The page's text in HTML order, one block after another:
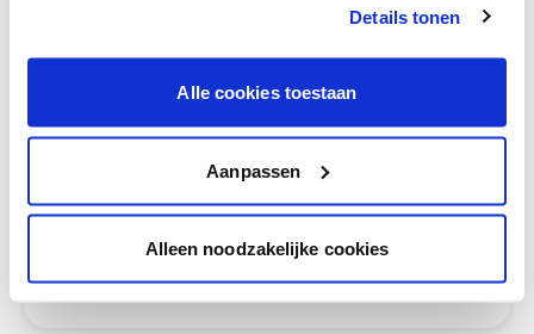
Details tonen
Alle cookies toestaan
Aanpassen
Alleen noodzakelijke cookies
Bekijk je kleur in de winkel
kleurenselectie.
Bekijk er de bijhorende tinten om je kleur
te verfijnen.
Krijg persoonlijk advies om kleuren te
combineren.